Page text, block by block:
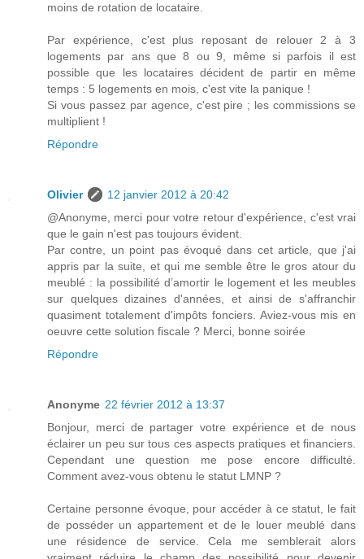
moins de rotation de locataire.
Par expérience, c'est plus reposant de relouer 2 à 3
logements par ans que 8 ou 9, même si parfois il est
possible que les locataires décident de partir en même
temps : 5 logements en mois, c'est vite la panique !
Si vous passez par agence, c'est pire ; les commissions se
multiplient !
Répondre
Olivier
12 janvier 2012 à 20:42
@Anonyme, merci pour votre retour d'expérience, c'est vrai
que le gain n'est pas toujours évident.
Par contre, un point pas évoqué dans cet article, que j'ai
appris par la suite, et qui me semble être le gros atour du
meublé : la possibilité d’amortir le logement et les meubles
sur quelques dizaines d'années, et ainsi de s'affranchir
quasiment totalement d'impôts fonciers. Aviez-vous mis en
oeuvre cette solution fiscale ? Merci, bonne soirée
Répondre
Anonyme 22 février 2012 à 13:37
Bonjour, merci de partager votre expérience et de nous
éclairer un peu sur tous ces aspects pratiques et financiers.
Cependant une question me pose encore difficulté.
Comment avez-vous obtenu le statut LMNP ?
Certaine personne évoque, pour accéder à ce statut, le fait
de posséder un appartement et de le louer meublé dans
une résidence de service. Cela me semblerait alors